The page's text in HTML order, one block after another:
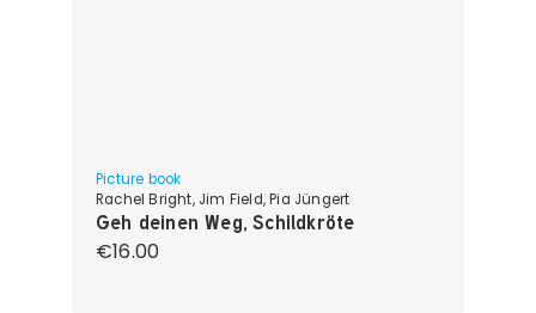
Picture book
Rachel Bright, Jim Field, Pia Jüngert
Geh deinen Weg, Schildkröte
Regular price:
€16.00